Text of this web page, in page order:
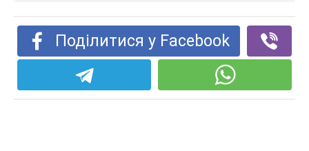
Поділитися у Facebook